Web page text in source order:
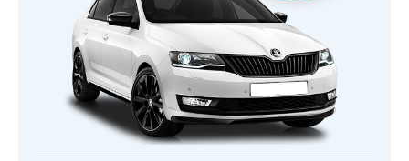
8 800 500-03-23
с 08:00 по 20:00, без выходных
Привольная улица, 2, к5
Перезвоните мне